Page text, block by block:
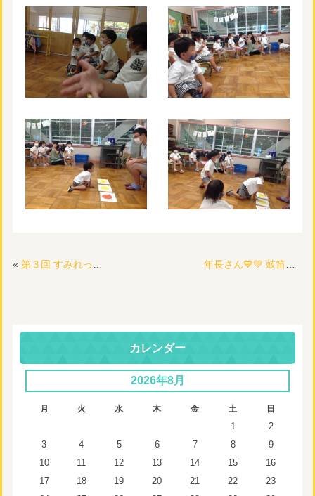
« 第３回 すみれっこを行います🐣🌟
カレンダー
2026年8月
月 火 水 木 金 土 日
1
2
3
4 5 6 7 8
9
10
11 12 13 14 15
16
17
18 19 20 21 22
23